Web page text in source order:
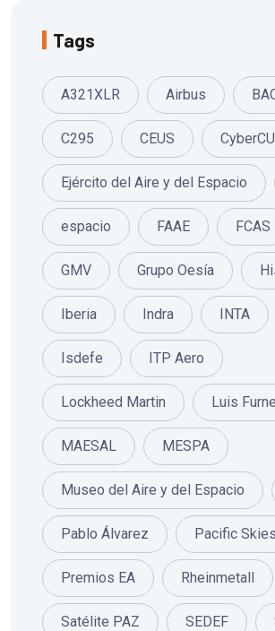
Tags
A321XLR Airbus
C295 CEUS
Ejército del Aire y del Espacio
espacio FAAE FCAS
GMV Grupo Oesía
Iberia Indra INTA
Isdefe ITP Aero
Lockheed Martin Luis
MAESAL MESPA
Museo del Aire y del Espacio
Pablo Álvarez Pacific Skies
Premios EA Rheinmetall
Satélite PAZ SEDEF